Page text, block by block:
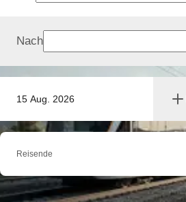
15 Aug. 2026
Nach
Reisende